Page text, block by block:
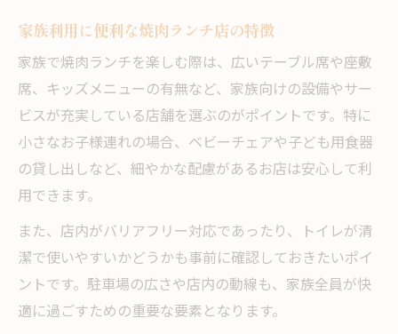
家族利用に便利な焼肉ランチ店の特徴
家族で焼肉ランチを楽しむ際は、広いテーブル席や座敷
席、キッズメニューの有無など、家族向けの設備やサー
ビスが充実している店舗を選ぶのがポイントです。特に
小さなお子様連れの場合、ベビーチェアや子ども用食器
の貸し出しなど、細やかな配慮があるお店は安心して利
用できます。
また、店内がバリアフリー対応であったり、トイレが清
潔で使いやすいかどうかも事前に確認しておきたいポイ
ントです。駐車場の広さや店内の動線も、家族全員が快
適に過ごすための重要な要素となります。